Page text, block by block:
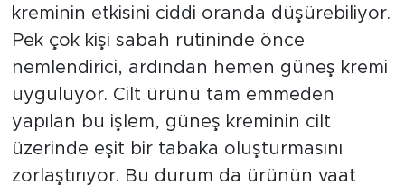
kreminin etkisini ciddi oranda düşürebiliyor.
Pek çok kişi sabah rutininde önce
nemlendirici, ardından hemen güneş kremi
uyguluyor. Cilt ürünü tam emmeden
yapılan bu işlem, güneş kreminin cilt
üzerinde eşit bir tabaka oluşturmasını
zorlaştırıyor. Bu durum da ürünün vaat